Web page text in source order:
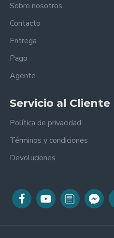
Sobre nosotros
Contacto
Entrega
Pago
Agente
Servicio al Cliente
Política de privacidad
Términos y condiciones
Devoluciones